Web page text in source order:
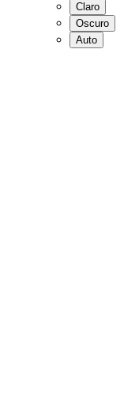
Claro
Oscuro
Auto